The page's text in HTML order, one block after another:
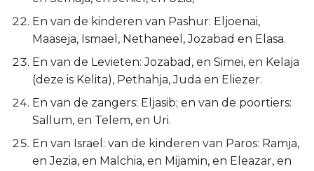
En van de kinderen van Pashur: Eljoenai,
Maaseja, Ismael, Nethaneel, Jozabad en Elasa.
En van de Levieten: Jozabad, en Simei, en Kelaja
(deze is Kelita), Pethahja, Juda en Eliezer.
En van de zangers: Eljasib; en van de poortiers:
Sallum, en Telem, en Uri.
En van Israël: van de kinderen van Paros: Ramja,
en Jezia, en Malchia, en Mijamin, en Eleazar, en